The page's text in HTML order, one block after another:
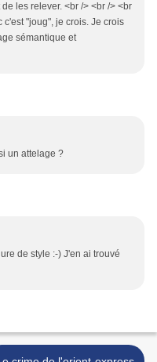
les relever. <br /> <br /> <br
c'est "joug", je crois. Je crois
sémantique et
un attelage ?
de style :-) J'en ai trouvé